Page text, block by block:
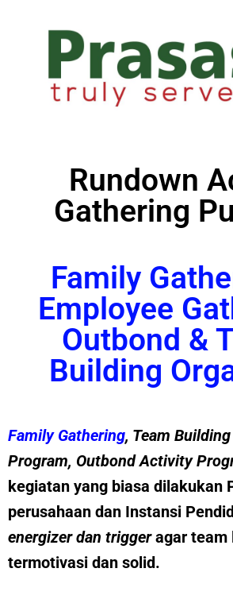
Rundown
Gathering
Family
Employee
Outbond &
Building
Family Gathering, Team
Program, Outbond Activity
kegiatan yang biasa dilakukan
perusahaan dan Instansi
energizer dan triggeragar team
termotivasi dan solid.